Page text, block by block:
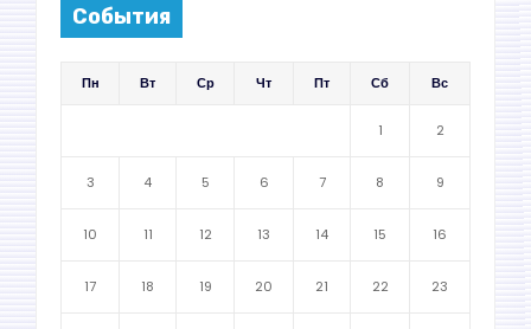
События
Пн Вт Ср Чт Пт Сб Вс
1 2
3 4 5 6 7 8 9
10 11 12 13 14 15 16
17 18 19 20 21 22 23